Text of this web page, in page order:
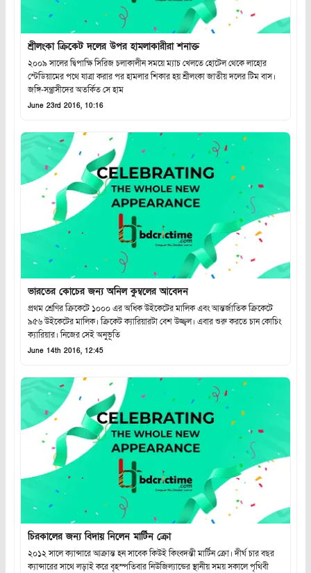
শ্রীলংকা ক্রিকেট দলের উপর হামলাকারীরা শনাক্ত
২০০৯ সালের দ্বিপাক্ষি সিরিজ চলাকালীন সময়ে ম্যাচ খেলতে হোটেল থেকে লাহোর
স্টেডিয়ামের পথে যাত্রা করার পর হামলার শিকার হয় শ্রীলংকা জাতীয় দলের টিম বাস।
জঙ্গি-সন্ত্রাসীদের অতর্কিত সে হাম
June 23rd 2016, 10:16
ভারতের কোচের জন্য অনিল কুম্বলের আবেদন
প্রথম শ্রেণির ক্রিকেটে ১০০০ এর অধিক উইকেটের মালিক এবং আন্তর্জাতিক ক্রিকেটে
৯৫৬ উইকেটের মালিক। ক্রিকেট ক্যারিয়ারটা বেশ উজ্জ্বল। এবার শুরু করতে চান কোচিং
ক্যারিয়ার। নিজের সেই অনুভূতি
June 14th 2016, 12:45
চিরকালের জন্য বিদায় নিলেন মার্টিন ক্রো
২০১২ সালে ক্যান্সারে আক্রান্ত হন সাবেক কিউই কিংবদন্তী মার্টিন ক্রো। দীর্ঘ চার বছর
ক্যান্সারের সাথে লড়াই করে বৃহস্পতিবার নিউজিল্যান্ডের স্থানীয় সময় সকালে পৃথিবী